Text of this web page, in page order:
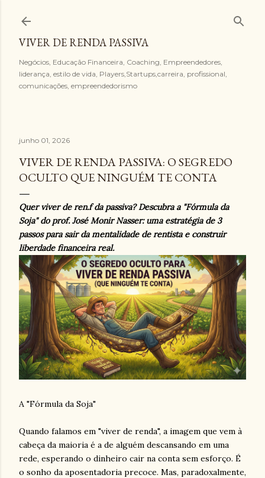
VIVER DE RENDA PASSIVA
Negócios, Educação Financeira, Coaching, Empreendedores,
liderança, estilo de vida, Players,Startups,carreira, profissional,
comunicações, empreendedorismo
junho 01, 2026
VIVER DE RENDA PASSIVA: O SEGREDO
OCULTO QUE NINGUÉM TE CONTA
Quer viver de ren.f da passiva? Descubra a "Fórmula da
Soja" do prof. José Monir Nasser: uma estratégia de 3
passos para sair da mentalidade de rentista e construir
liberdade financeira real.
A "Fórmula da Soja"
Quando falamos em "viver de renda", a imagem que vem à
cabeça da maioria é a de alguém descansando em uma
rede, esperando o dinheiro cair na conta sem esforço. É
o sonho da aposentadoria precoce. Mas, paradoxalmente,